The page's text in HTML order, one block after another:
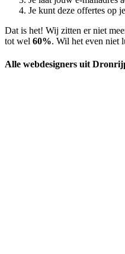
Je kunt deze offertes op
Dat is het! Wij zitten er niet
tot wel 60%. Wil het even niet
Alle webdesigners uit